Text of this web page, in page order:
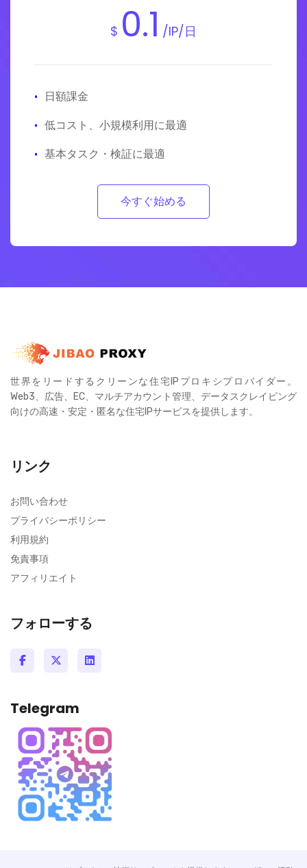
$ 0.1 /IP/日
· 日額課金
· 低コスト、小規模利用に最適
· 基本タスク・検証に最適
今すぐ始める
世界をリードするクリーンな住宅IPプロキシプロバイダー。
Web3、広告、EC、マルチアカウント管理、データスクレイピング
向けの高速・安定・匿名な住宅IPサービスを提供します。
リンク
お問い合わせ
プライバシーポリシー
利用規約
免責事項
アフィリエイト
フォローする
Telegram